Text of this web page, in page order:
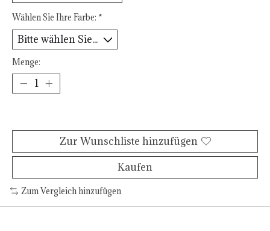
Wählen Sie Ihre Farbe: *
Menge:
Zur Wunschliste hinzufügen
Kaufen
Zum Vergleich hinzufügen